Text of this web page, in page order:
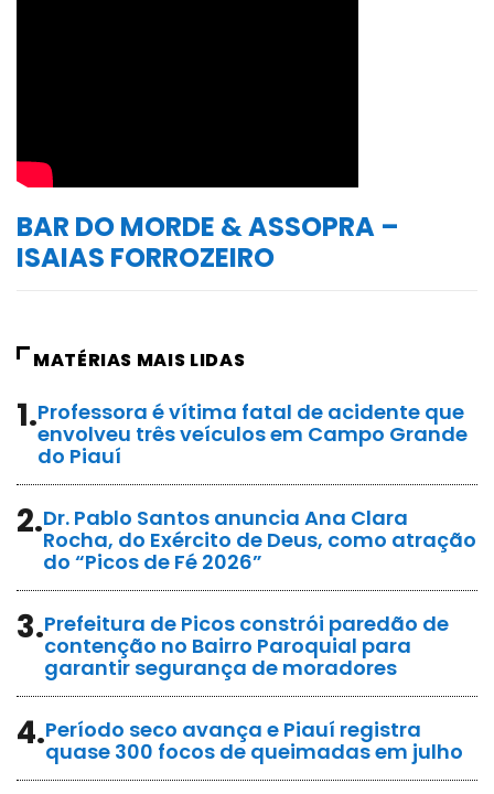
BAR DO MORDE & ASSOPRA –
ISAIAS FORROZEIRO
MATÉRIAS MAIS LIDAS
1.Professora é vítima fatal de acidente que
envolveu três veículos em Campo Grande
do Piauí
2.Dr. Pablo Santos anuncia Ana Clara
Rocha, do Exército de Deus, como atração
do “Picos de Fé 2026”
3.Prefeitura de Picos constrói paredão de
contenção no Bairro Paroquial para
garantir segurança de moradores
4.Período seco avança e Piauí registra
quase 300 focos de queimadas em julho